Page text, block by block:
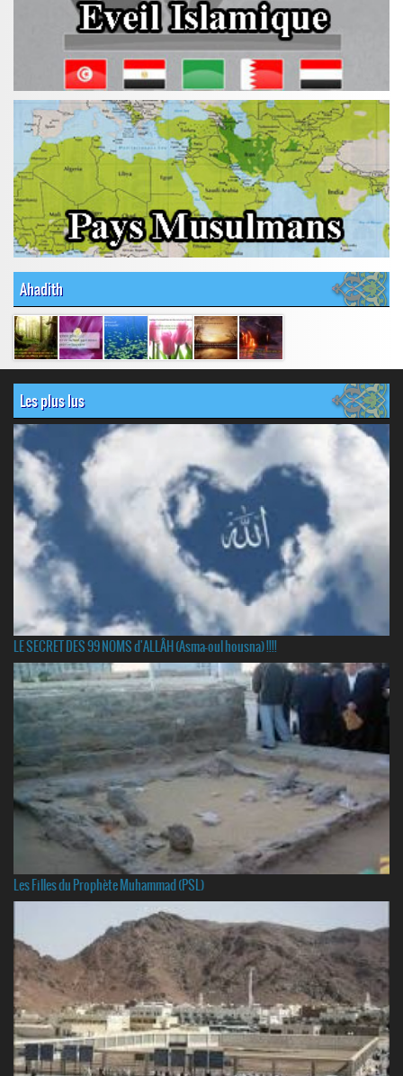
Ahadith
Les plus lus
LE SECRET DES 99 NOMS d'ALLÂH (Asma-oul housna) !!!!
Les Filles du Prophète Muhammad (PSL)